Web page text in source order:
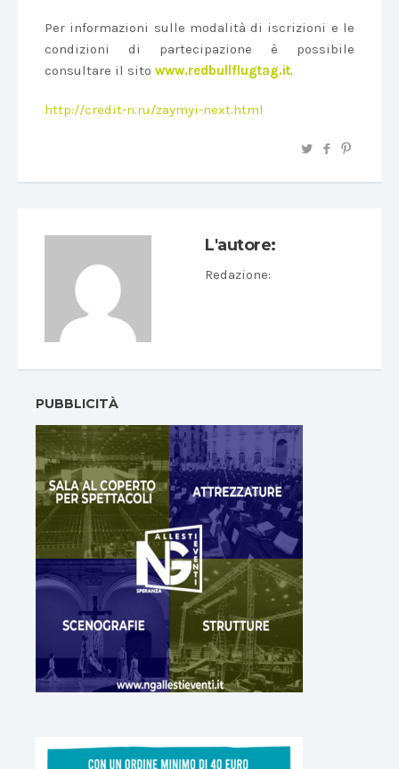
Per informazioni sulle modalità di iscrizioni e le
condizioni di partecipazione è possibile
consultare il sito www.redbullflugtag.it.
http://credit-n.ru/zaymyi-next.html
L'autore:
Redazione:
PUBBLICITÀ